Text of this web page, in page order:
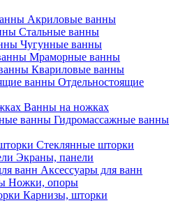
Акриловые ванны
Стальные ванны
Чугунные ванны
Мраморные ванны
Квариловые ванны
Отдельностоящие
Ванны на ножках
Гидромассажные ванны
Стеклянные шторки
Экраны, панели
Аксессуары для ванн
Ножки, опоры
Карнизы, шторки